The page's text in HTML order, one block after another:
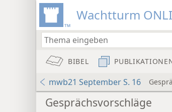
Wachtturm
BIBEL
mwb21 September S. 16
Gesprächsvorschläge